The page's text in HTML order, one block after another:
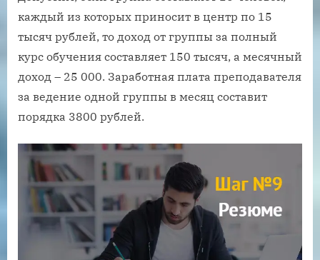
каждый из которых приносит в центр по 15
тысяч рублей, то доход от группы за полный
курс обучения составляет 150 тысяч, а месячный
доход – 25 000. Заработная плата преподавателя
за ведение одной группы в месяц составит
порядка 3800 рублей.